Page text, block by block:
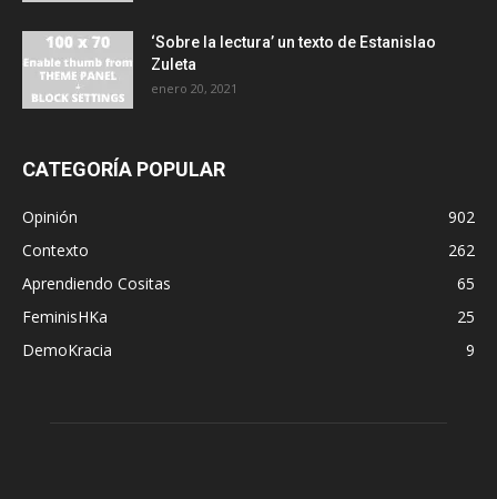
‘Sobre la lectura’ un texto de Estanislao
Zuleta
enero 20, 2021
CATEGORÍA POPULAR
Opinión
902
Contexto
262
Aprendiendo Cositas
65
FeminisHKa
25
DemoKracia
9